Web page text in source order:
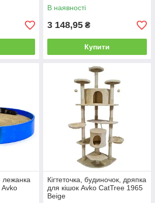
В наявності
3 148,95 ₴
Купити
лежанка
Avko
Кігтеточка, будиночок, дряпка
для кішок Avko CatTree 1965
Beige